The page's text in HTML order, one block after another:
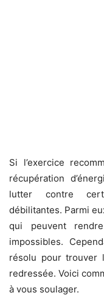
Si l’exercice
récupération
lutter contre
débilitantes. Parmi
qui peuvent
impossibles.
résolu pour trouver
redressée. Voici
à vous soulager.